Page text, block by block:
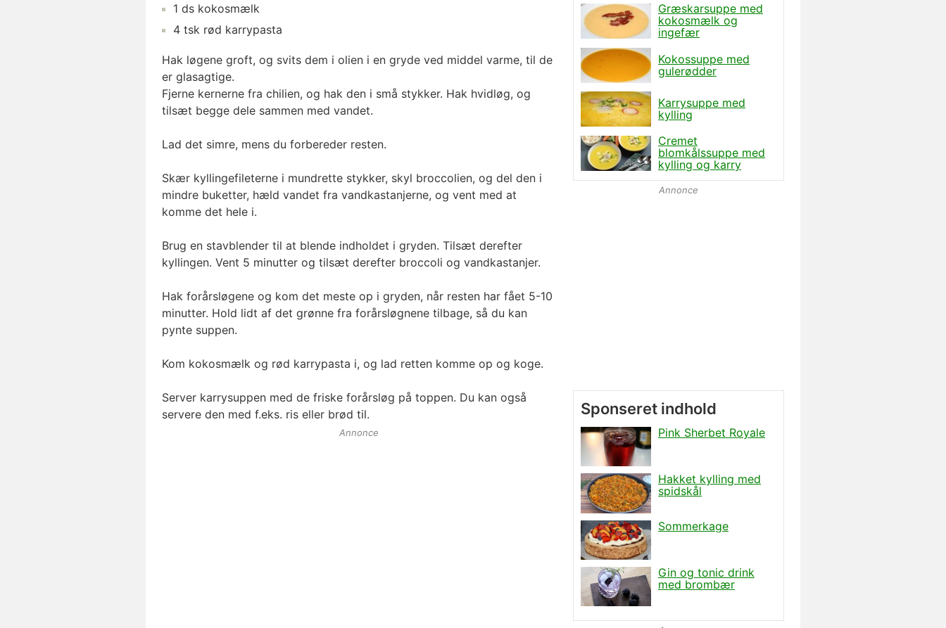
1 ds kokosmælk
4 tsk rød karrypasta
Hak løgene groft, og svits dem i olien i en gryde ved middel varme, til de
er glasagtige.
Fjerne kernerne fra chilien, og hak den i små stykker. Hak hvidløg, og
tilsæt begge dele sammen med vandet.
Lad det simre, mens du forbereder resten.
Skær kyllingefileterne i mundrette stykker, skyl broccolien, og del den i
mindre buketter, hæld vandet fra vandkastanjerne, og vent med at
komme det hele i.
Brug en stavblender til at blende indholdet i gryden. Tilsæt derefter
kyllingen. Vent 5 minutter og tilsæt derefter broccoli og vandkastanjer.
Hak forårsløgene og kom det meste op i gryden, når resten har fået 5-10
minutter. Hold lidt af det grønne fra forårsløgnene tilbage, så du kan
pynte suppen.
Kom kokosmælk og rød karrypasta i, og lad retten komme op og koge.
Server karrysuppen med de friske forårsløg på toppen. Du kan også
servere den med f.eks. ris eller brød til.
Annonce
Græskarsuppe med
kokosmælk og
ingefær
Kokossuppe med
gulerødder
Karrysuppe med
kylling
Cremet
blomkålssuppe med
kylling og karry
Annonce